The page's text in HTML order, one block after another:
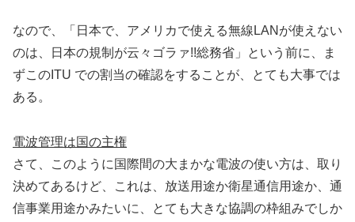
なので、「日本で、アメリカで使える無線LANが使えない
のは、日本の規制が云々ゴラァ!!総務省」という前に、ま
ずこのITU での割当の確認をすることが、とても大事では
ある。
電波管理は国の主権
さて、このように国際間の大まかな電波の使い方は、取り
決めてあるけど、これは、放送用途か衛星通信用途か、通
信事業用途かみたいに、とても大きな協調の枠組みでしか